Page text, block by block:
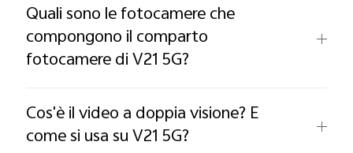
Quali sono le fotocamere che
compongono il comparto
fotocamere di V21 5G?
Cos'è il video a doppia visione? E
come si usa su V21 5G?